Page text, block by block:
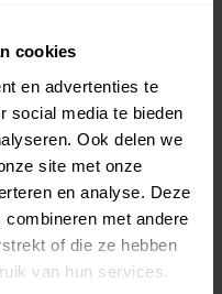
cookies
en advertenties te
social media te bieden
Ook delen we
site met onze
en analyse. Deze
met andere
of die ze hebben
van hun services.
NedZink heeft aan de
Voor een stevige
van 2 cm aanbevolen.
btw